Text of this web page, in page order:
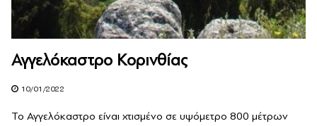
Αγγελόκαστρο Κορινθίας
10/01/2022
Το Αγγελόκαστρο είναι χτισμένο σε υψόμετρο 800 μέτρων